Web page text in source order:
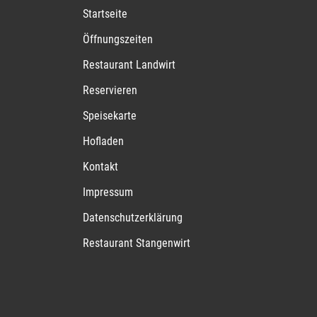
Startseite
Öffnungszeiten
Restaurant Landwirt
Reservieren
Speisekarte
Hofladen
Kontakt
Impressum
Datenschutzerklärung
Restaurant Stangenwirt